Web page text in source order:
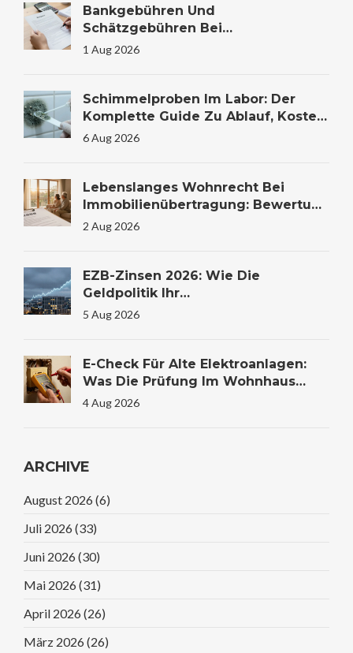
Bankgebühren Und
Schätzgebühren Bei
Immobilienfinanzierung: Kosten
1 Aug 2026
Schimmelproben Im Labor: Der
Komplette Guide Zu Ablauf, Kosten
Und Auswertung
6 Aug 2026
Lebenslanges Wohnrecht Bei
Immobilienübertragung: Bewertung
Und Steuer
2 Aug 2026
EZB-Zinsen 2026: Wie Die
Geldpolitik Ihr
Immobilienkaufverhalten
5 Aug 2026
E-Check Für Alte Elektroanlagen:
Was Die Prüfung Im Wohnhaus
Wirklich Kostet Und Warum Sie
4 Aug 2026
ARCHIVE
August 2026 (6)
Juli 2026 (33)
Juni 2026 (30)
Mai 2026 (31)
April 2026 (26)
März 2026 (26)